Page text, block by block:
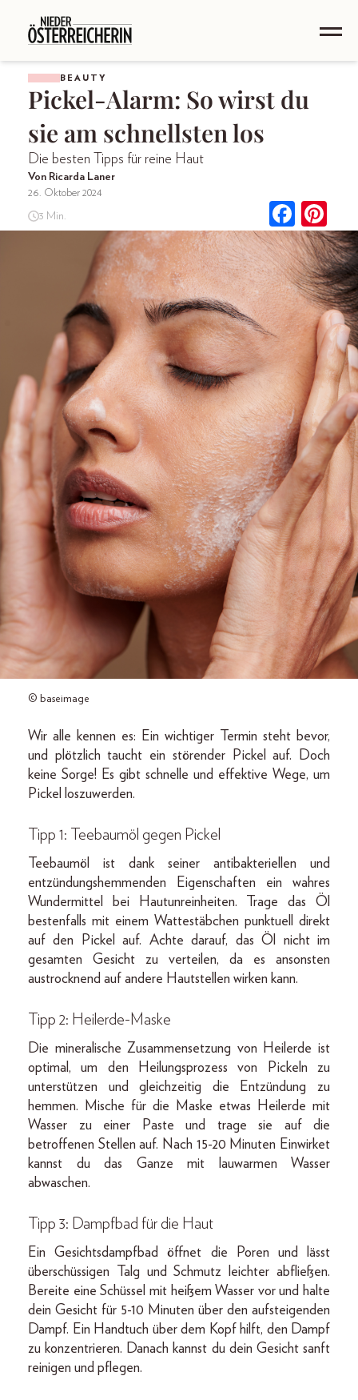
BEAUTY
Pickel-Alarm: So wirst du
sie am schnellsten los
Die besten Tipps für reine Haut
Von Ricarda Laner
26. Oktober 2024
3 Min.
© baseimage
Wir alle kennen es: Ein wichtiger Termin steht bevor,
und plötzlich taucht ein störender Pickel auf. Doch
keine Sorge! Es gibt schnelle und effektive Wege, um
Pickel loszuwerden.
Tipp 1: Teebaumöl gegen Pickel
Teebaumöl ist dank seiner antibakteriellen und
entzündungshemmenden Eigenschaften ein wahres
Wundermittel bei Hautunreinheiten. Trage das Öl
bestenfalls mit einem Wattestäbchen punktuell direkt
auf den Pickel auf. Achte darauf, das Öl nicht im
gesamten Gesicht zu verteilen, da es ansonsten
austrocknend auf andere Hautstellen wirken kann.
Tipp 2: Heilerde-Maske
Die mineralische Zusammensetzung von Heilerde ist
optimal, um den Heilungsprozess von Pickeln zu
unterstützen und gleichzeitig die Entzündung zu
hemmen. Mische für die Maske etwas Heilerde mit
Wasser zu einer Paste und trage sie auf die
betroffenen Stellen auf. Nach 15-20 Minuten Einwirket
kannst du das Ganze mit lauwarmen Wasser
abwaschen.
Tipp 3: Dampfbad für die Haut
Ein Gesichtsdampfbad öffnet die Poren und lässt
überschüssigen Talg und Schmutz leichter abfließen.
Bereite eine Schüssel mit heißem Wasser vor und halte
dein Gesicht für 5-10 Minuten über den aufsteigenden
Dampf. Ein Handtuch über dem Kopf hilft, den Dampf
zu konzentrieren. Danach kannst du dein Gesicht sanft
reinigen und pflegen.